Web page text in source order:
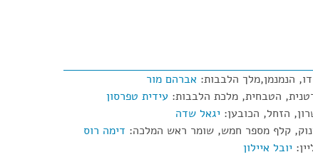
הנמנמן,מלך הלבבות: אברהם מור
הטבחית, מלכת הלבבות: עידית טפרסון
הזחל, הכובען: יגאל שדה
קלף מספר חמש, שומר ראש המלכה: דימה רוס
יובל איילון